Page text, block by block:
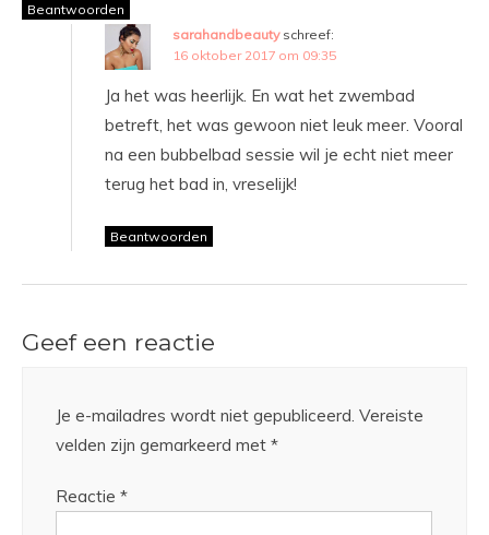
Beantwoorden
sarahandbeauty schreef:
16 oktober 2017 om 09:35
Ja het was heerlijk. En wat het zwembad
betreft, het was gewoon niet leuk meer. Vooral
na een bubbelbad sessie wil je echt niet meer
terug het bad in, vreselijk!
Beantwoorden
Geef een reactie
Je e-mailadres wordt niet gepubliceerd. Vereiste
velden zijn gemarkeerd met *
Reactie *